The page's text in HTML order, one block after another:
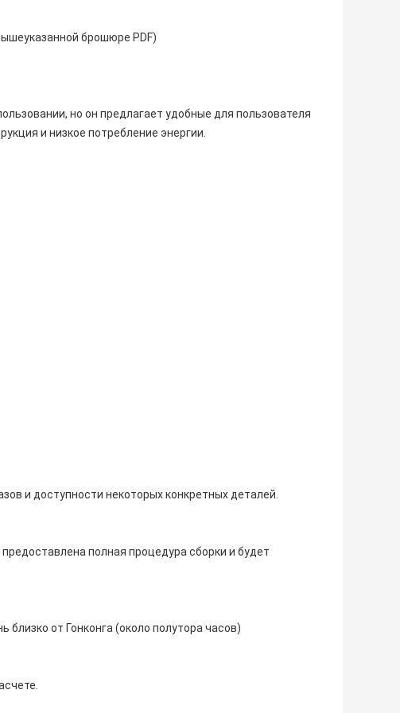
брошюре PDF)
но он предлагает удобные для пользователя
и низкое потребление энергии.
и доступности некоторых конкретных деталей.
полная процедура сборки и будет
от Гонконга (около полутора часов)